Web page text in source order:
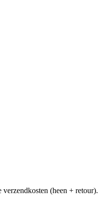
(heen + retour).